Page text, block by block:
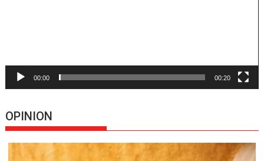
00:00 00:20
OPINION